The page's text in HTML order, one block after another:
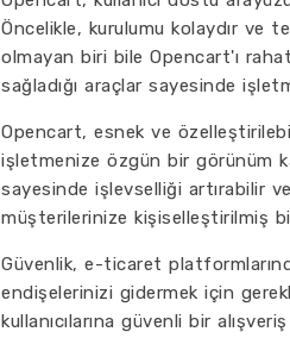
Öncelikle, kurulumu kolaydır ve
olmayan biri bile Opencart'ı
sağladığı araçlar sayesinde
Opencart, esnek ve
işletmenize özgün bir görünüm
sayesinde işlevselliği artırabilir
müşterilerinize kişiselleştirilmiş
Güvenlik, e-ticaret
endişelerinizi gidermek için
kullanıcılarına güvenli bir